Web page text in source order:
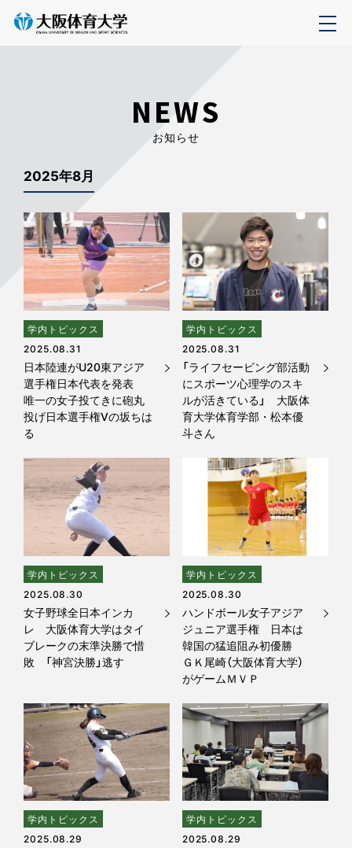
NEWS
お知らせ
2025年8月
学内トピックス
2025.08.31
日本陸連がU20東アジア
選手権日本代表を発表
唯一の女子投てきに砲丸
投げ日本選手権Vの坂ちは
る
学内トピックス
2025.08.31
「ライフセービング部活動
にスポーツ心理学のスキ
ルが活きている」 大阪体
育大学体育学部・松本優
斗さん
学内トピックス
2025.08.30
女子野球全日本インカ
レ 大阪体育大学はタイ
ブレークの末準決勝で惜
敗 「神宮決勝」逃す
学内トピックス
2025.08.30
ハンドボール女子アジア
ジュニア選手権 日本は
韓国の猛追阻み初優勝
ＧＫ尾崎（大阪体育大学）
がゲームＭＶＰ
学内トピックス
2025.08.29
学内トピックス
2025.08.29